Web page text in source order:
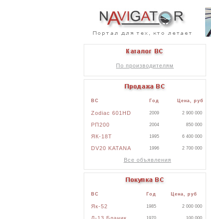
По производителям
ВС Год Цена, руб
Zodiac 601HD 2009 2 900 000
РП200 2004 850 000
ЯК-18Т 1995 6 400 000
DV20 KATANA 1996 2 700 000
Все объявления
ВС Год Цена, руб
Як-52 1985 2 000 000
1970 100 000